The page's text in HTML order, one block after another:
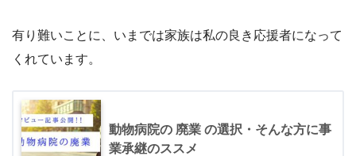
有り難いことに、いまでは家族は私の良き応援者になって
くれています。
動物病院の 廃業 の選択・そんな方に事
業承継のススメ